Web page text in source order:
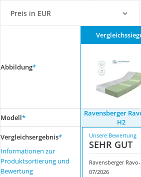
Preis in EUR
Abbildung*
Modell*
Ravensberger
H2
Vergleichsergebnis*
Informationen zur
Produktsortierung und
Bewertung
Unsere Bewertung
SEHR GUT
07/2026